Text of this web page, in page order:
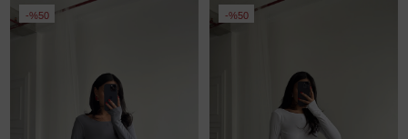
%50 %50